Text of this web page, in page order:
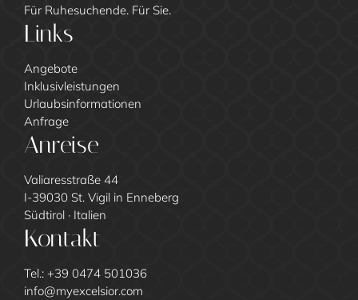
Für Ruhesuchende. Für Sie.
Links
Angebote
Inklusivleistungen
Urlaubsinformationen
Anfrage
Anreise
Valiaresstraße 44
I-39030 St. Vigil in Enneberg
Südtirol · Italien
Kontakt
Tel.: +39 0474 501036
info@myexcelsior.com